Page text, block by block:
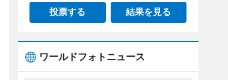
投票する 結果を見る
ワールドフォトニュース